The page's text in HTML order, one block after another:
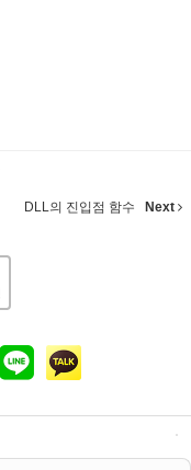
DLL의 진입점 함수 Next